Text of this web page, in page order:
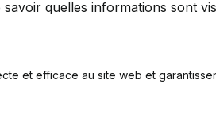
quelles informations sont
et efficace au site web et